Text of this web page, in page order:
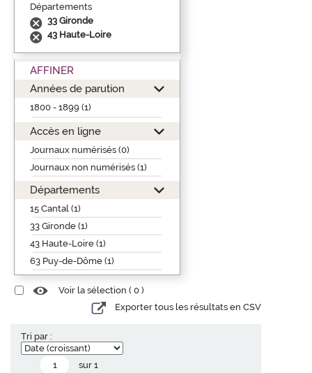
Départements
33 Gironde
43 Haute-Loire
AFFINER
Années de parution
1800 - 1899 (1)
Accès en ligne
Journaux numérisés (0)
Journaux non numérisés (1)
Départements
15 Cantal (1)
33 Gironde (1)
43 Haute-Loire (1)
63 Puy-de-Dôme (1)
Voir la sélection ( 0 )
Exporter tous les résultats en CSV
Tri par :
sur 1